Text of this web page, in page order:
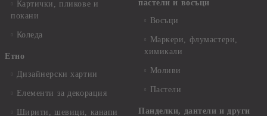
Картички, пликове и
покани
Коледа
Етно
Дизайнерски хартии
Елементи за декорация
Ширити, шевици, канапи
пастели и восъци
Восъци
Маркери, флумастери,
химикали
Моливи
Пастели
Панделки, дантели и други